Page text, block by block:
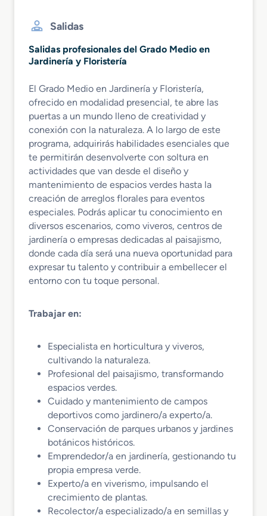
Salidas
Salidas profesionales del Grado Medio en
Jardinería y Floristería
El Grado Medio en Jardinería y Floristería,
ofrecido en modalidad presencial, te abre las
puertas a un mundo lleno de creatividad y
conexión con la naturaleza. A lo largo de este
programa, adquirirás habilidades esenciales que
te permitirán desenvolverte con soltura en
actividades que van desde el diseño y
mantenimiento de espacios verdes hasta la
creación de arreglos florales para eventos
especiales. Podrás aplicar tu conocimiento en
diversos escenarios, como viveros, centros de
jardinería o empresas dedicadas al paisajismo,
donde cada día será una nueva oportunidad para
expresar tu talento y contribuir a embellecer el
entorno con tu toque personal.
Trabajar en:
Especialista en horticultura y viveros,
cultivando la naturaleza.
Profesional del paisajismo, transformando
espacios verdes.
Cuidado y mantenimiento de campos
deportivos como jardinero/a experto/a.
Conservación de parques urbanos y jardines
botánicos históricos.
Emprendedor/a en jardinería, gestionando tu
propia empresa verde.
Experto/a en viverismo, impulsando el
crecimiento de plantas.
Recolector/a especializado/a en semillas y